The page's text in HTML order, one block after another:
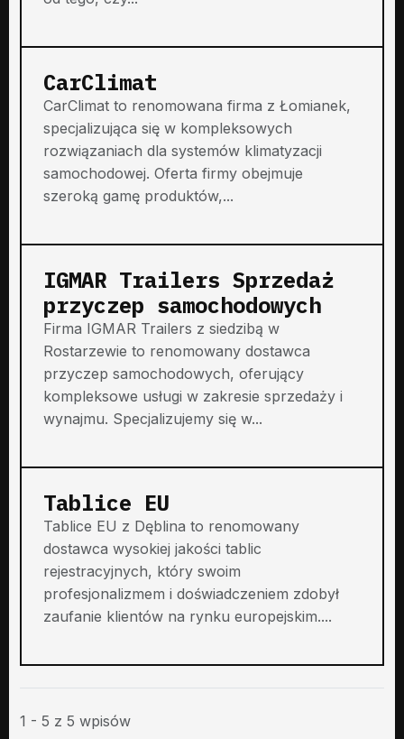
CarClimat
CarClimat to renomowana firma z Łomianek,
specjalizująca się w kompleksowych
rozwiązaniach dla systemów klimatyzacji
samochodowej. Oferta firmy obejmuje
szeroką gamę produktów,...
IGMAR Trailers Sprzedaż
przyczep samochodowych
Firma IGMAR Trailers z siedzibą w
Rostarzewie to renomowany dostawca
przyczep samochodowych, oferujący
kompleksowe usługi w zakresie sprzedaży i
wynajmu. Specjalizujemy się w...
Tablice EU
Tablice EU z Dęblina to renomowany
dostawca wysokiej jakości tablic
rejestracyjnych, który swoim
profesjonalizmem i doświadczeniem zdobył
zaufanie klientów na rynku europejskim....
1 - 5 z 5 wpisów